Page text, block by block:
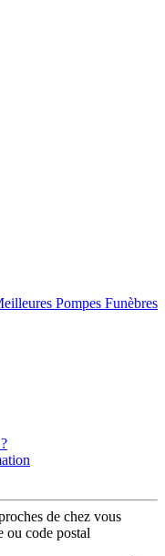
Pompes Funèbres
de chez vous
ou code postal